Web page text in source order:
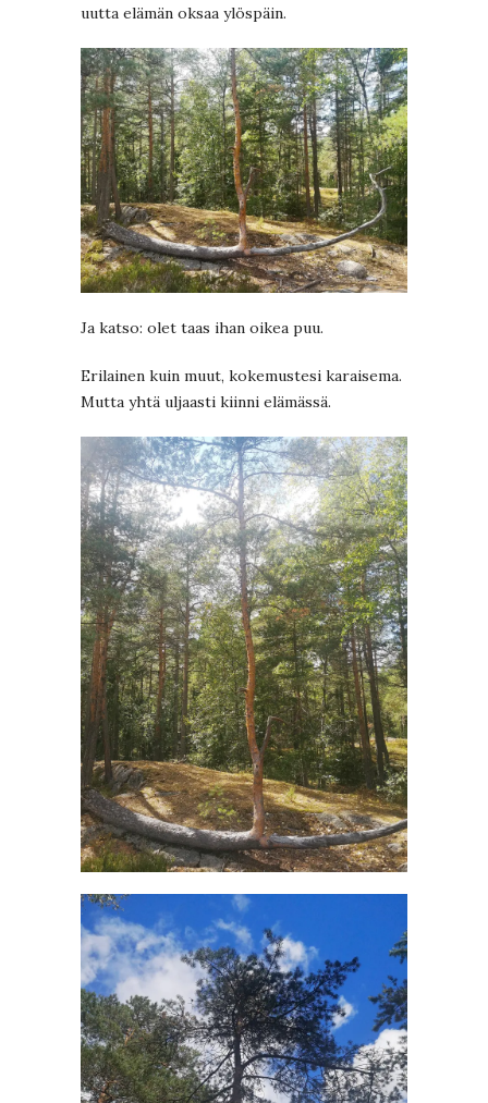
uutta elämän oksaa ylöspäin.
Ja katso: olet taas ihan oikea puu.
Erilainen kuin muut, kokemustesi karaisema.
Mutta yhtä uljaasti kiinni elämässä.